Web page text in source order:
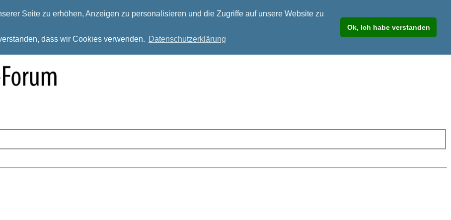
Seite zu erhöhen, Anzeigen zu personalisieren und die Zugriffe auf unsere Website zu
dass wir Cookies verwenden. Datenschutzerklärung
Ok, Ich habe verstanden